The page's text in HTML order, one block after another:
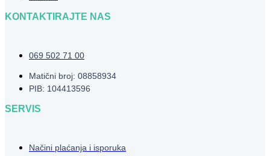
KONTAKTIRAJTE NAS
069 502 71 00
Matični broj: 08858934
PIB: 104413596
SERVIS
Načini plaćanja i isporuka